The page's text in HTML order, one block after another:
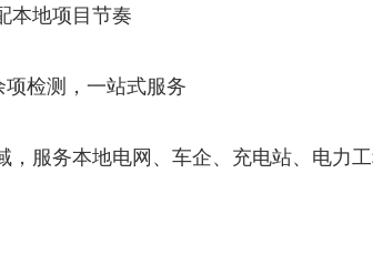
本地项目节奏
项检测，一站式服务
服务本地电网、车企、充电站、电力